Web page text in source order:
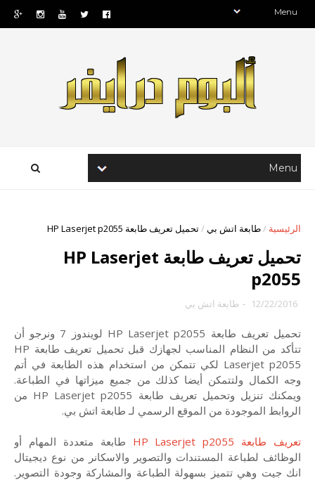
الرئيسية /طابعة اتش بي/تحميل تعريف طابعة HP Laserjet p2055
تحميل تعريف طابعة HP Laserjet
p2055
12/22/2016
- طابعة اتش بي
تحميل تعريف طابعة HP Laserjet p2055 لويندوز 7 ونرجو أن
تتأكد من النظام المناسب لجهازك قبل تحميل تعريف طابعة HP
Laserjet p2055 لكي تتمكن من استخدام هذه الطابعة في أتم
وجه الكمال ولتتمكن أيضا كذلك من جميع ميزاتها في الطباعة.
ويمكنك تنزيل وتحميل تعريف طابعة HP Laserjet p2055 من
الروابط الموجودة من الموقع الرسمي لـ طابعة اتش بي.
تعريف طابعة HP Laserjet p2055
طابعة متعددة المهام أو
الوظائف لطباعة المستندات والتصوير والاسكانر من نوع ديجيتال
انك جيت وهي تتميز بسهولة الطباعة والمشاركة وجودة التصوير.